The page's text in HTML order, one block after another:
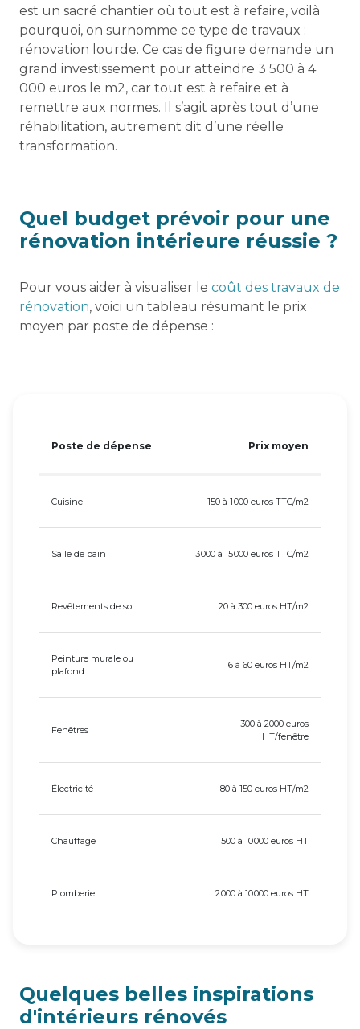
est un sacré chantier où tout est à refaire, voilà
pourquoi, on surnomme ce type de travaux :
rénovation lourde. Ce cas de figure demande un
grand investissement pour atteindre 3 500 à 4
000 euros le m2, car tout est à refaire et à
remettre aux normes. Il s’agit après tout d’une
réhabilitation, autrement dit d’une réelle
transformation.
Quel budget prévoir pour une
rénovation intérieure réussie ?
Pour vous aider à visualiser le coût des travaux de
rénovation, voici un tableau résumant le prix
moyen par poste de dépense :
Poste de dépense Prix moyen
Cuisine 150 à 1 000 euros TTC/m2
Salle de bain 3 000 à 15 000 euros TTC/m2
Revêtements de sol 20 à 300 euros HT/m2
Peinture murale ou
plafond
16 à 60 euros HT/m2
Fenêtres
300 à 2000 euros
HT/fenêtre
Électricité 80 à 150 euros HT/m2
Chauffage 1 500 à 10 000 euros HT
Plomberie 2 000 à 10 000 euros HT
Quelques belles inspirations
d'intérieurs rénovés